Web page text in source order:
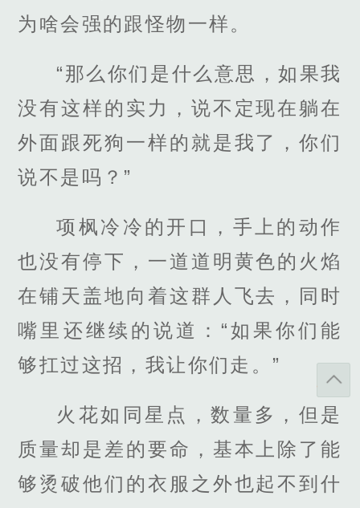
为啥会强的跟怪物一样。
“那么你们是什么意思，如果我
没有这样的实力，说不定现在躺在
外面跟死狗一样的就是我了，你们
说不是吗？”
项枫冷冷的开口，手上的动作
也没有停下，一道道明黄色的火焰
在铺天盖地向着这群人飞去，同时
嘴里还继续的说道：“如果你们能
够扛过这招，我让你们走。”
火花如同星点，数量多，但是
质量却是差的要命，基本上除了能
够烫破他们的衣服之外也起不到什